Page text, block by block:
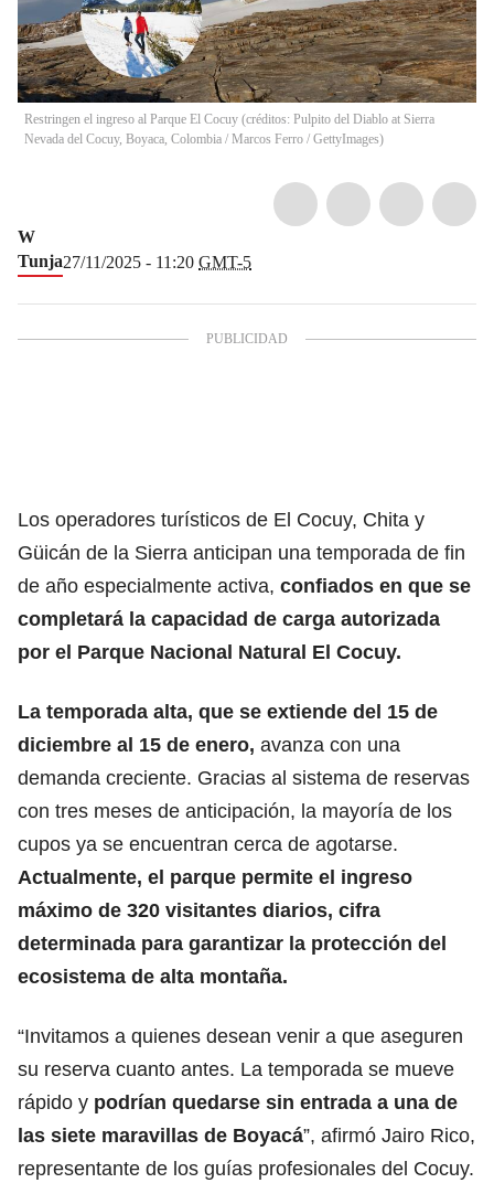
Restringen el ingreso al Parque El Cocuy (créditos: Pulpito del Diablo at Sierra
Nevada del Cocuy, Boyaca, Colombia / Marcos Ferro / GettyImages)
W
Tunja27/11/2025 - 11:20 GMT-5
Los operadores turísticos de El Cocuy, Chita y
Güicán de la Sierra anticipan una temporada de fin
de año especialmente activa, confiados en que se
completará la capacidad de carga autorizada
por el Parque Nacional Natural El Cocuy.
La temporada alta, que se extiende del 15 de
diciembre al 15 de enero, avanza con una
demanda creciente. Gracias al sistema de reservas
con tres meses de anticipación, la mayoría de los
cupos ya se encuentran cerca de agotarse.
Actualmente, el parque permite el ingreso
máximo de 320 visitantes diarios, cifra
determinada para garantizar la protección del
ecosistema de alta montaña.
“Invitamos a quienes desean venir a que aseguren
su reserva cuanto antes. La temporada se mueve
rápido y podrían quedarse sin entrada a una de
las siete maravillas de Boyacá”, afirmó Jairo Rico,
representante de los guías profesionales del Cocuy.